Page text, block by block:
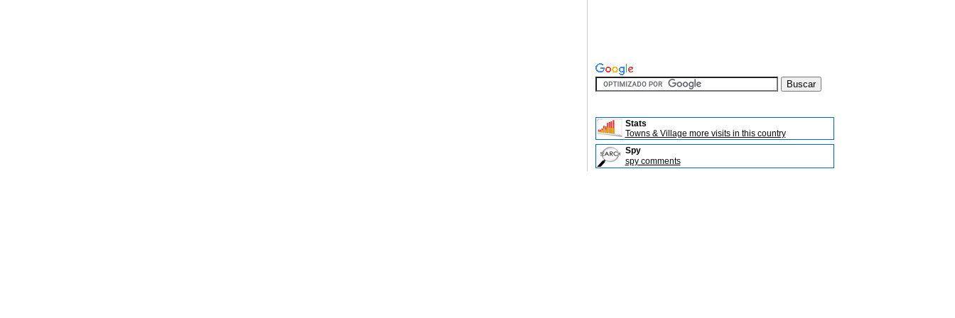
Stats
Towns & Village more visits in this country
Spy
spy comments